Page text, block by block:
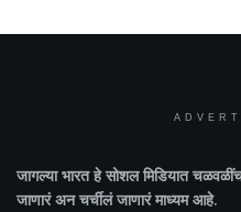
जागल्या भारतहे सोशल मिडियात
जाणारं अन चर्चीलं जाणारं माध्यम आहे.